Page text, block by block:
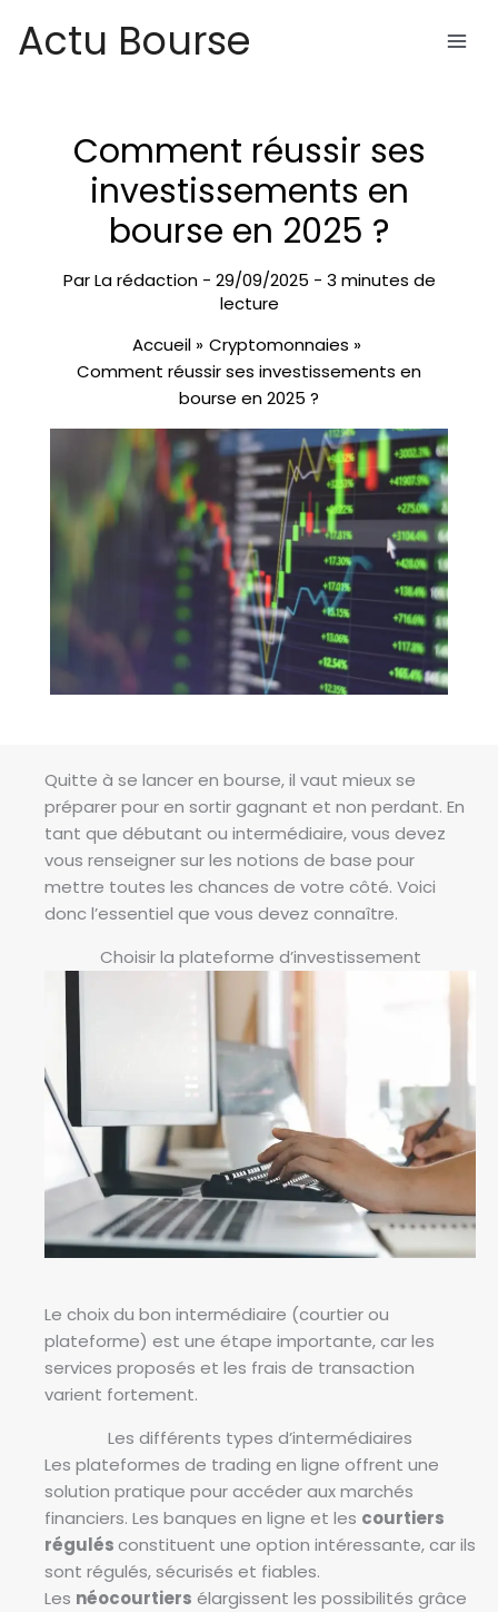
Actu Bourse
Comment réussir ses
investissements en
bourse en 2025 ?
ParLa rédaction - 29/09/2025 - 3 minutes de
lecture
Accueil
Cryptomonnaies
Comment réussir ses investissements en
bourse en 2025 ?
Quitte à se lancer en bourse, il vaut mieux se
préparer pour en sortir gagnant et non perdant. En
tant que débutant ou intermédiaire, vous devez
vous renseigner sur les notions de base pour
mettre toutes les chances de votre côté. Voici
donc l’essentiel que vous devez connaître.
Choisir la plateforme d’investissement
Le choix du bon intermédiaire (courtier ou
plateforme) est une étape importante, car les
services proposés et les frais de transaction
varient fortement.
Les différents types d’intermédiaires
Les plateformes de trading en ligne offrent une
solution pratique pour accéder aux marchés
financiers. Les banques en ligne et les courtiers
régulésconstituent une option intéressante, car ils
sont régulés, sécurisés et fiables.
Les néocourtiers élargissent les possibilités grâce